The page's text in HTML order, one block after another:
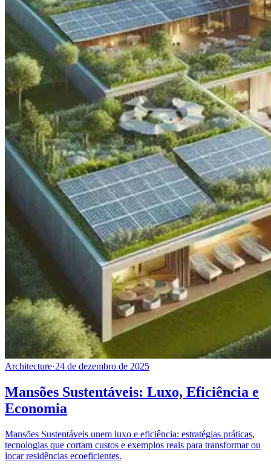
Architecture·24 de dezembro de 2025
Mansões Sustentáveis: Luxo, Eficiência e
Economia
Mansões Sustentáveis unem luxo e eficiência: estratégias práticas,
tecnologias que cortam custos e exemplos reais para transformar ou
locar residências ecoeficientes.